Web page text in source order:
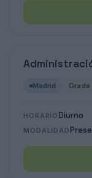
Madrid Grado
HORARIO Diurno
MODALIDAD